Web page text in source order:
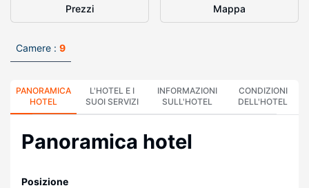
Prezzi Mappa
Camere : 9
PANORAMICA
HOTEL
L'HOTEL E I
SUOI SERVIZI
INFORMAZIONI
SULL'HOTEL
CONDIZIONI
DELL'HOTEL
Panoramica hotel
Posizione